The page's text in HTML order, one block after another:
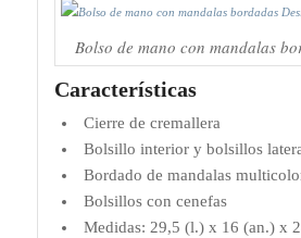
Bolso de mano con mandalas
Características
Cierre de cremallera
Bolsillo interior y bolsillos
Bordado de mandalas
Bolsillos con cenefas
Medidas: 29,5 (l.) x 16 (an.) x